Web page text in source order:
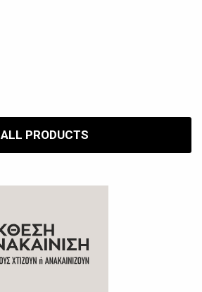
ALL PRODUCTS